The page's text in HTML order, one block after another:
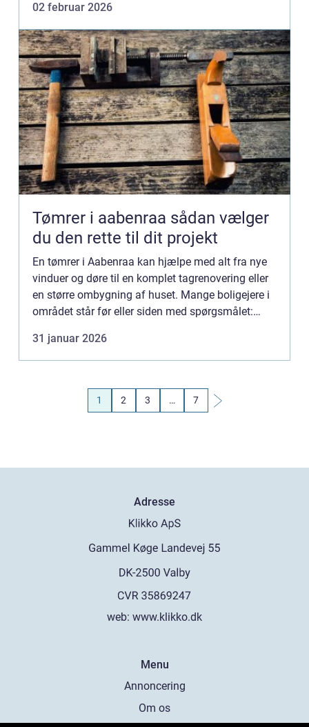
så der bå...
02 februar 2026
Tømrer i aabenraa sådan vælger
du den rette til dit projekt
En tømrer i Aabenraa kan hjælpe med alt fra nye
vinduer og døre til en komplet tagrenovering eller
en større ombygning af huset. Mange boligejere i
området står før eller siden med spørgsmålet:
opmærksomme på?...
31 januar 2026
1 2 3 … 7
Adresse
web: www.klikko.dk
Menu
Annoncering
Om os